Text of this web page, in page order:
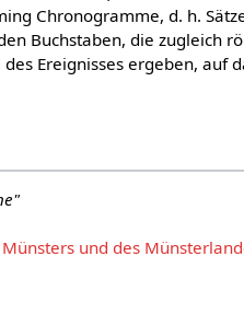
Chronogramme, d. h.
Buchstaben, die zugleich
Ereignisses ergeben, auf
und des